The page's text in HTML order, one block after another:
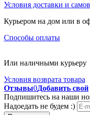
Условия доставки и
Курьером на дом или в
Способы оплаты
Или наличными курьеру
Условия возврата товара
Отзывы0Добавить свой
Подпишитесь на наши
Надоедать не будем :)